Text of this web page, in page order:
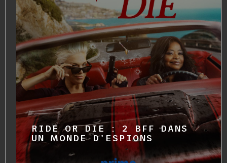
RIDE OR DIE : 2 BFF DANS
UN MONDE D'ESPIONS